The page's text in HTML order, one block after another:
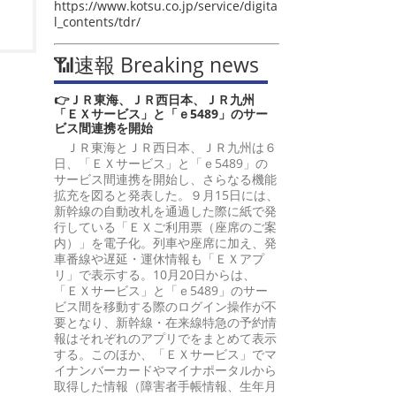
https://www.kotsu.co.jp/service/digita
l_contents/tdr/
📶速報 Breaking news
👉ＪＲ東海、ＪＲ西日本、ＪＲ九州
「ＥＸサービス」と「ｅ5489」のサー
ビス間連携を開始
ＪＲ東海とＪＲ西日本、ＪＲ九州は６
日、「ＥＸサービス」と「ｅ5489」の
サービス間連携を開始し、さらなる機能
拡充を図ると発表した。９月15日には、
新幹線の自動改札を通過した際に紙で発
行している「ＥＸご利用票（座席のご案
内）」を電子化。列車や座席に加え、発
車番線や遅延・運休情報も「ＥＸアプ
リ」で表示する。10月20日からは、
「ＥＸサービス」と「ｅ5489」のサー
ビス間を移動する際のログイン操作が不
要となり、新幹線・在来線特急の予約情
報はそれぞれのアプリでをまとめて表示
する。このほか、「ＥＸサービス」でマ
イナンバーカードやマイナポータルから
取得した情報（障害者手帳情報、生年月